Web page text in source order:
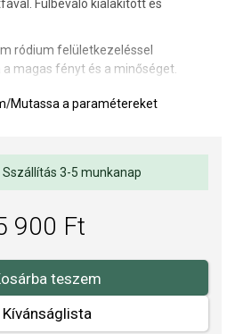
Fülbevaló kialakított és
ródium felületkezeléssel
magas fényt és a minőséget.
/Mutassa a paramétereket
Sszállítás 3-5 munkanap
900 Ft
teszem
Kívánságlista